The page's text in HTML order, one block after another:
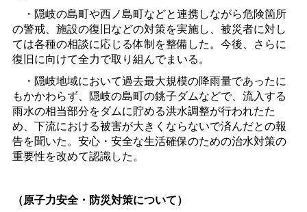
・隠岐の島町や西ノ島町などと連携しながら危険箇所
の警戒、施設の復旧などの対策を実施し、被災者に対し
ては各種の相談に応じる体制を整備した。今後、さらに
復旧に向けて全力で取り組んでまいる。
・隠岐地域において過去最大規模の降雨量であったに
もかかわらず、隠岐の島町の銚子ダムなどで、流入する
雨水の相当部分をダムに貯める洪水調整が行われたた
め、下流における被害が大きくならないで済んだとの報
告を聞いた。安心・安全な生活確保のための治水対策の
重要性を改めて認識した。
（原子力安全・防災対策について）